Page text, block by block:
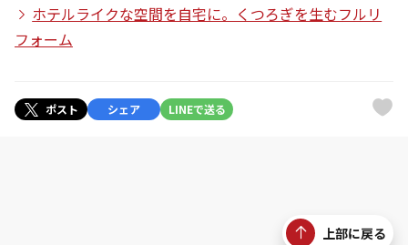
ホテルライクな空間を自宅に。くつろぎを生むフルリ
フォーム
ポスト シェア LINEで送る
上部に戻る